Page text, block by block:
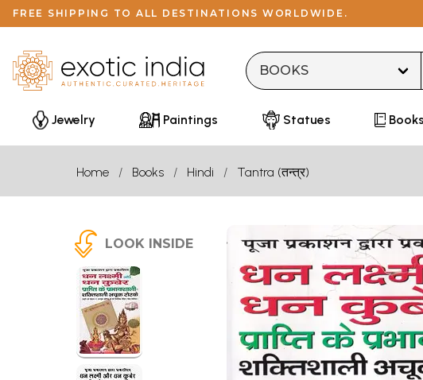
FREE SHIPPING TO ALL DESTINATIONS WORLDWIDE.
Jewelry Paintings Statues Books
Home Books Hindi Tantra (तन्त्र)
LOOK INSIDE